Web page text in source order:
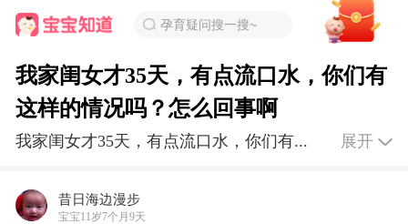
孕育疑问搜一搜~
我家闺女才35天，有点流口水，你们有
这样的情况吗？怎么回事啊
我家闺女才35天，有点流口水，你们有... 展开
昔日海边漫步
宝宝11岁7个月9天